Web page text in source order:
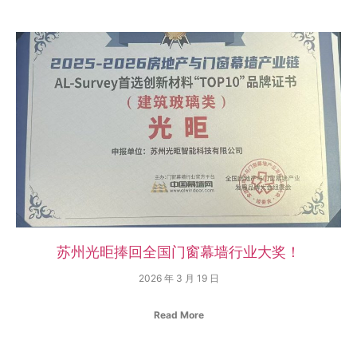
苏州光昛捧回全国门窗幕墙行业大奖！
2026 年 3 月 19 日
Read More